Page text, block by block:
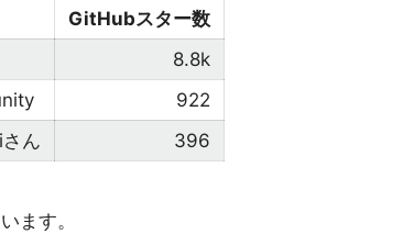
GitHubスター数
8.8k
922
ん 396
ます。